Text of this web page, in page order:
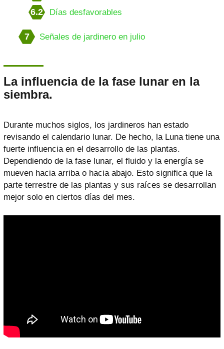
6.2 Días desfavorables
7 Señales de jardinero en julio
La influencia de la fase lunar en la
siembra.
Durante muchos siglos, los jardineros han estado
revisando el calendario lunar. De hecho, la Luna tiene una
fuerte influencia en el desarrollo de las plantas.
Dependiendo de la fase lunar, el fluido y la energía se
mueven hacia arriba o hacia abajo. Esto significa que la
parte terrestre de las plantas y sus raíces se desarrollan
mejor solo en ciertos días del mes.